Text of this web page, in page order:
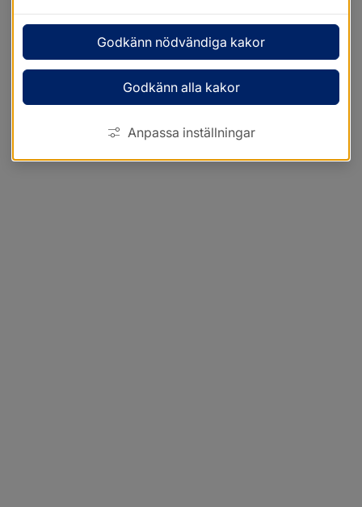
Godkänn nödvändiga kakor
Godkänn alla kakor
Anpassa inställningar